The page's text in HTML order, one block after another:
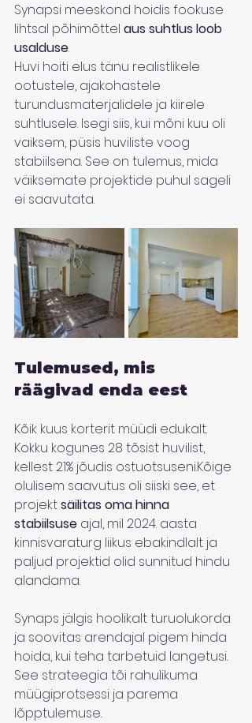
Synapsi meeskond hoidis fookuse
lihtsal põhimõttel aus suhtlus loob
usalduse.
Huvi hoiti elus tänu realistlikele
ootustele, ajakohastele
turundusmaterjalidele ja kiirele
suhtlusele. Isegi siis, kui mõni kuu oli
vaiksem, püsis huviliste voog
stabiilsena. See on tulemus, mida
väiksemate projektide puhul sageli
ei saavutata.
Tulemused, mis
räägivad enda eest
Kõik kuus korterit müüdi edukalt.
Kokku kogunes 28 tõsist huvilist,
kellest 21% jõudis ostuotsuseni.Kõige
olulisem saavutus oli siiski see, et
projekt säilitas oma hinna
stabiilsuse ajal, mil 2024. aasta
kinnisvaraturg liikus ebakindlalt ja
paljud projektid olid sunnitud hindu
alandama.
Synaps jälgis hoolikalt turuolukorda
ja soovitas arendajal pigem hinda
hoida, kui teha tarbetuid langetusi.
See strateegia tõi rahulikuma
müügiprotsessi ja parema
lõpptulemuse.